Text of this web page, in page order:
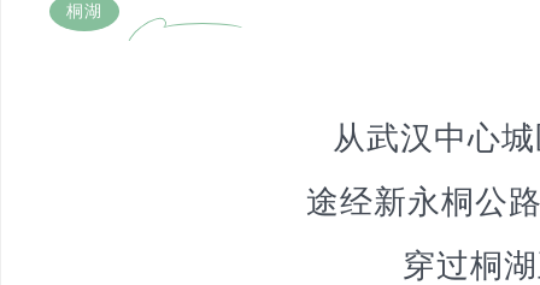
桐湖
从武汉中心
途经新永桐公
穿过桐